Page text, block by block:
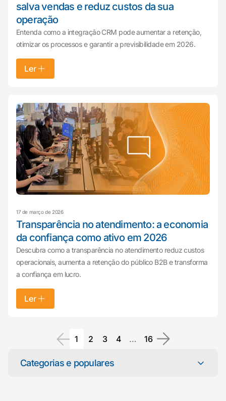
salva vendas e reduz custos da sua
operação
Entenda como a integração CRM pode aumentar a retenção,
otimizar os processos e garantir a previsibilidade em 2026.
Ler
17 de março de 2026
Transparência no atendimento: a economia
da confiança como ativo em 2026
Descubra como a transparência no atendimento reduz custos
operacionais, aumenta a retenção do público B2B e transforma
a confiança em lucro.
Ler
1 2 3 4 … 16
Categorias e populares
online agora